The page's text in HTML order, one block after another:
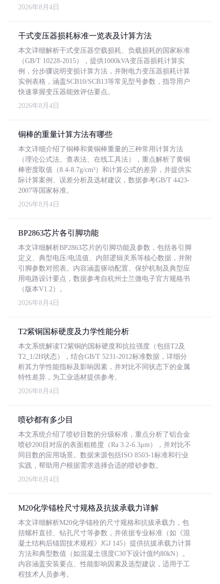
2026年8月4日
干式变压器损耗标准一览表及计算方法
本文详细解析干式变压器空载损耗、负载损耗的国家标准
（GB/T 10228-2015），提供1000kVA变压器损耗计算实
例，分步骤说明变损计算方法，并附电力变压器损耗计算
实例表格，涵盖SCB10/SCB13等常见型号参数，指导用户
快速掌握变压器能效评估要点。
2026年8月4日
铜棒的重量计算方法有哪些
本文详细介绍了铜棒和黄铜棒重量的三种常用计算方法
（理论公式法、查表法、在线工具法），重点解析了黄铜
棒密度取值（8.4-8.7g/cm³）和计算公式的差异，并提供实
际计算案例、误差分析及选材建议，数据参考GB/T 4423-
2007等国家标准。
2026年8月4日
BP2863芯片各引脚功能
本文详细解析BP2863芯片的引脚功能及参数，包括各引脚
定义、典型电压/电流值、内部逻辑关系等核心数据，并附
引脚参数对照表。内容涵盖驱动配置、保护机制及典型应
用电路设计要点，数据参考自杭州士兰微电子官方规格书
（版本V1.2）。
2026年8月4日
T2紫铜国标硬度及力学性能分析
本文系统解读T2紫铜的国标硬度和抗拉强度（包括T2及
T2_1/2H状态），结合GB/T 5231-2012标准数据，详细分
析其力学性能指标及影响因素，并对比不同状态下的金属
特性差异，为工业选材提供参考。
2026年8月4日
喷砂都有多少目
本文系统介绍了喷砂目数的分级标准，重点分析了铝合金
喷砂200目对应的表面粗糙度（Ra 3.2-6.3μm），并对比不
同目数的应用场景。数据来源包括ISO 8503-1标准和行业
实践，帮助用户根据需求选择合适的喷砂参数。
2026年8月4日
M20化学锚栓尺寸规格及抗拔承载力详解
本文详细解析M20化学锚栓的尺寸规格和抗拔承载力，包
括螺杆直径、钻孔尺寸等参数，并依据专业标准（如《混
凝土结构后锚固技术规程》JGJ 145）提供抗拔承载力计算
方法和典型数值（如混凝土强度C30下设计值约80kN）。
内容涵盖安装要点、性能影响因素及选型建议，适用于工
程技术人员参考。